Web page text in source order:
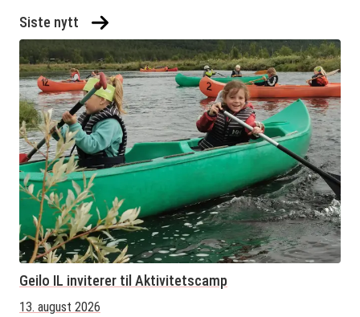
Siste nytt
Geilo IL inviterer til Aktivitetscamp
13. august 2026